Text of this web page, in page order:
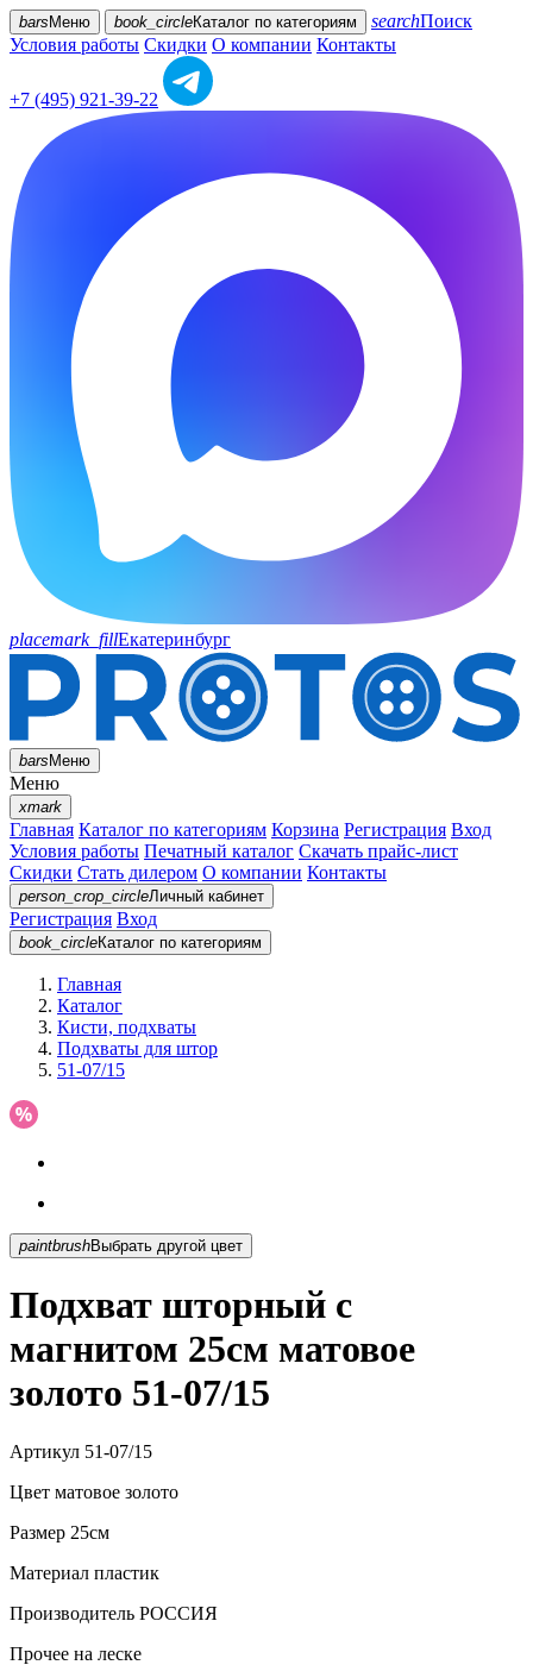
bars Меню book_circleКаталог по категориям searchПоиск
Условия работы Скидки О компании Контакты
+7 (495) 921-39-22
placemark_fillЕкатеринбург
barsМеню
Меню
xmark
Главная Каталог по категориям Корзина Регистрация Вход
Условия работы Печатный каталог Скачать прайс-лист
Скидки Стать дилером О компании Контакты
person_crop_circleЛичный кабинет
Регистрация Вход
book_circleКаталог по категориям
Главная
Каталог
Кисти, подхваты
Подхваты для штор
51-07/15
paintbrush Выбрать другой цвет
Подхват шторный с
магнитом 25см матовое
золото 51-07/15
Артикул 51-07/15
Цвет матовое золото
Размер 25см
Материал пластик
Производитель РОССИЯ
Прочее на леске